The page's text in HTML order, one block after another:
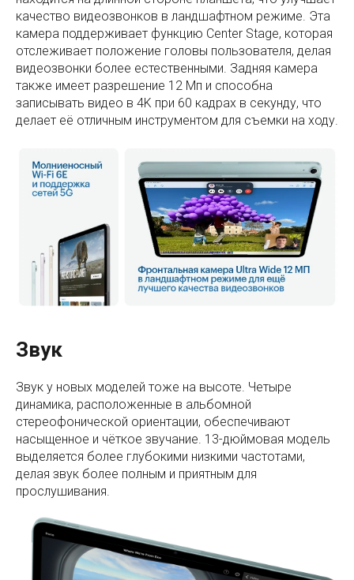
качество видеозвонков в ландшафтном режиме. Эта
камера поддерживает функцию Center Stage, которая
отслеживает положение головы пользователя, делая
видеозвонки более естественными. Задняя камера
также имеет разрешение 12 Мп и способна
записывать видео в 4K при 60 кадрах в секунду, что
делает её отличным инструментом для съемки на ходу.
Звук
Звук у новых моделей тоже на высоте. Четыре
динамика, расположенные в альбомной
стереофонической ориентации, обеспечивают
насыщенное и чёткое звучание. 13-дюймовая модель
выделяется более глубокими низкими частотами,
делая звук более полным и приятным для
прослушивания.